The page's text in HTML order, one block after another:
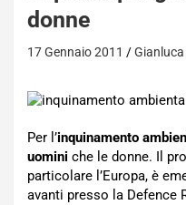
donne
17 Gennaio 2011 Gianluca
Per l’inquinamento
uomini che le donne. Il
particolare l’Europa, è
avanti presso la Defence